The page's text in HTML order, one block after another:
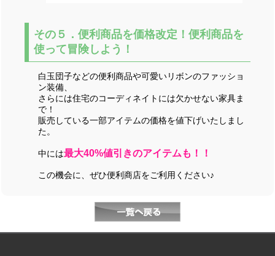
その５．便利商品を価格改定！便利商品を
使って冒険しよう！
白玉団子などの便利商品や可愛いリボンのファッショ
ン装備、
さらには住宅のコーディネイトには欠かせない家具ま
で！
販売している一部アイテムの価格を値下げいたしまし
た。
中には最大40%値引きのアイテムも！！
この機会に、ぜひ便利商店をご利用ください♪